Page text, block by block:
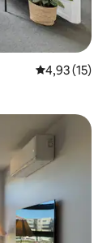
Средна
4,93 (15)